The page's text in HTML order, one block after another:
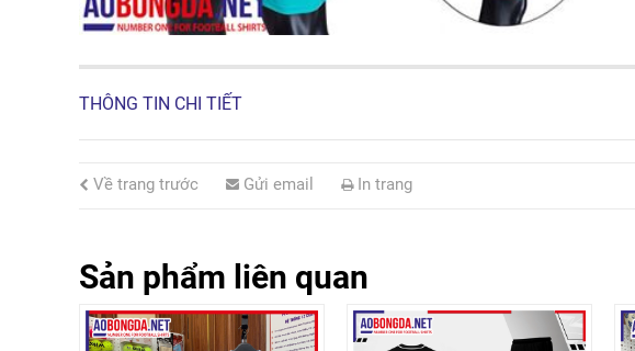
THÔNG TIN CHI TIẾT
Về trang trước Gửi email In trang
Sản phẩm liên quan